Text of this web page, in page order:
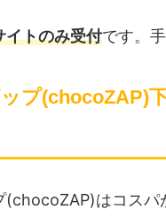
イトのみ受付です。
プ(chocoZAP)
(chocoZAP)はコスパ